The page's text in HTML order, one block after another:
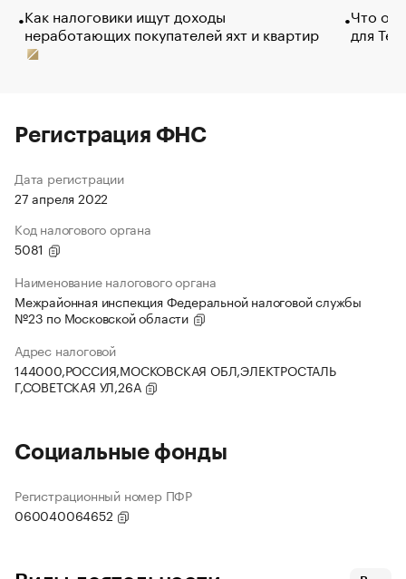
Как налоговики ищут доходы
неработающих покупателей яхт и квартир
Что
для
Регистрация ФНС
Дата регистрации
27 апреля 2022
Код налогового органа
5081
Наименование налогового органа
Межрайонная инспекция Федеральной налоговой службы
№23 по Московской области
Адрес налоговой
144000,РОССИЯ,МОСКОВСКАЯ ОБЛ,ЭЛЕКТРОСТАЛЬ
Г,СОВЕТСКАЯ УЛ,26А
Социальные фонды
Регистрационный номер ПФР
060040064652